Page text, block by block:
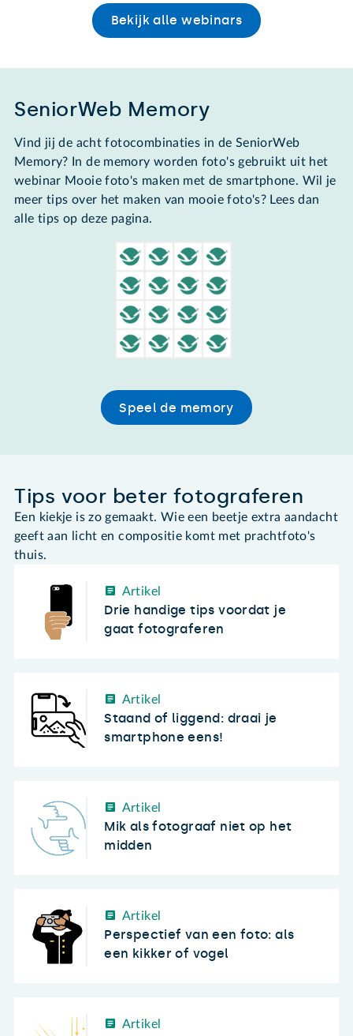
Bekijk alle webinars
SeniorWeb Memory
Vind jij de acht fotocombinaties in de SeniorWeb
Memory? In de memory worden foto's gebruikt uit het
webinar Mooie foto's maken met de smartphone. Wil je
meer tips over het maken van mooie foto's? Lees dan
alle tips op deze pagina.
Speel de memory
Tips voor beter fotograferen
Een kiekje is zo gemaakt. Wie een beetje extra aandacht
geeft aan licht en compositie komt met prachtfoto's
thuis.
Artikel
Drie handige tips voordat je
gaat fotograferen
Artikel
Staand of liggend: draai je
smartphone eens!
Artikel
Mik als fotograaf niet op het
midden
Artikel
Perspectief van een foto: als
een kikker of vogel
Artikel